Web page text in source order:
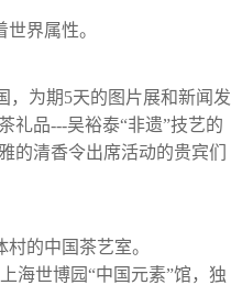
界属性。
，为期5天的图片展和新闻发
礼品---吴裕泰“非遗”技艺的
的清香令出席活动的贵宾们
的中国茶艺室。
海世博园“中国元素”馆，独